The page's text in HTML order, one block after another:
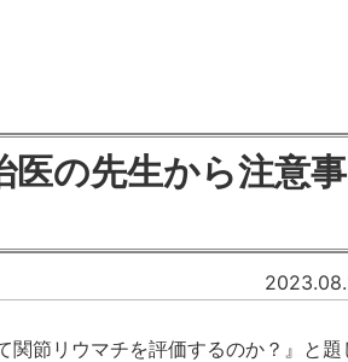
医の先生から注意事
節リウマチを評価するのか？』と題